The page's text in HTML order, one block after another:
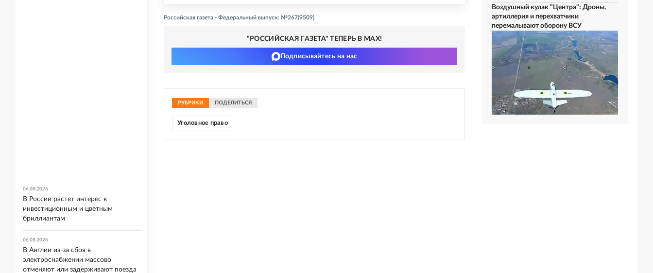
Российская газета - Федеральный выпуск: №267(9509)
"РОССИЙСКАЯ ГАЗЕТА" ТЕПЕРЬ В MAX!
Подписывайтесь на нас
РУБРИКИ ПОДЕЛИТЬСЯ
Уголовное право
Воздушный кулак "Центра": Дроны,
артиллерия и перехватчики
перемалывают оборону ВСУ
06.08.2026
В России растет интерес к
инвестиционным и цветным
бриллиантам
06.08.2026
В Англии из-за сбоя в
электроснабжении массово
отменяют или задерживают поезда